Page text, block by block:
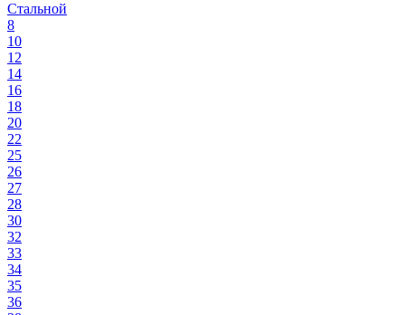
Стальной
8
10
12
14
16
18
20
22
25
26
27
28
30
32
33
34
35
36